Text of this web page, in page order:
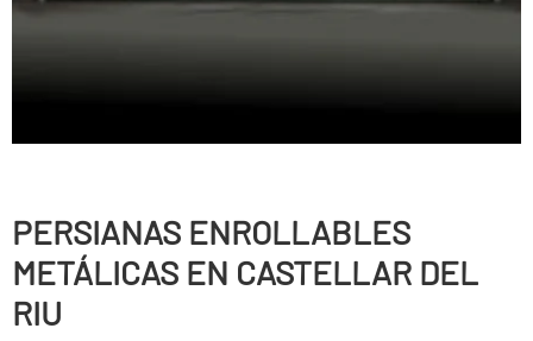
PERSIANAS ENROLLABLES
METÁLICAS EN CASTELLAR DEL
RIU